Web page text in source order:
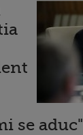
se aduc"